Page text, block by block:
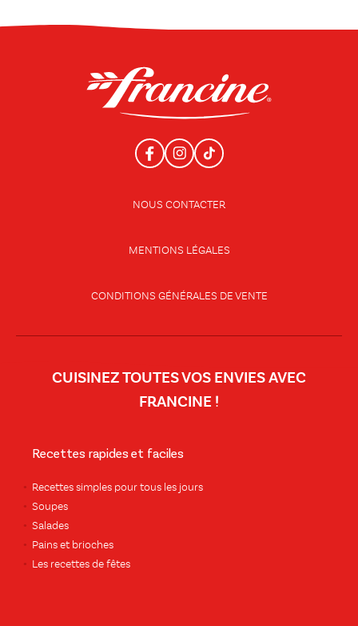
NOUS CONTACTER
MENTIONS LÉGALES
CONDITIONS GÉNÉRALES DE VENTE
CUISINEZ TOUTES VOS ENVIES AVEC
FRANCINE !
Recettes rapides et faciles
Recettes simples pour tous les jours
Soupes
Salades
Pains et brioches
Les recettes de fêtes